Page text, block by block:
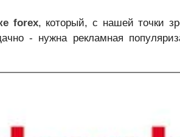
forex, который, с нашей точки
- нужна рекламная